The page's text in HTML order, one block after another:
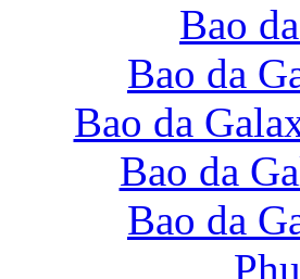
Nắp lưng Samsung
Bao da Samsung
Bao
Bao da
Bao da
Bao da
Bao da